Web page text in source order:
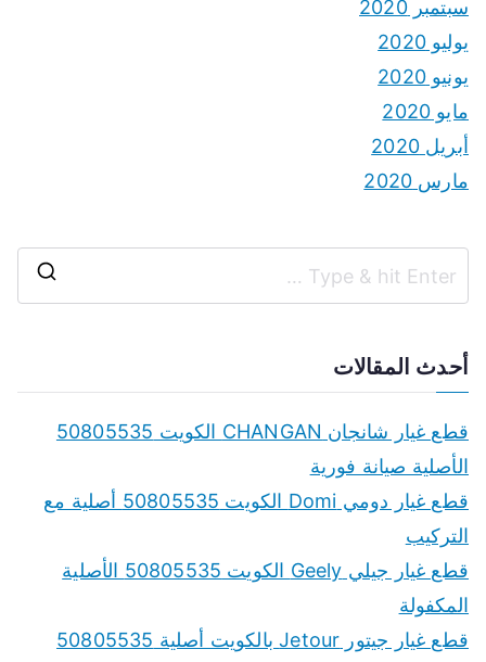
سبتمبر 2020
يوليو 2020
يونيو 2020
مايو 2020
أبريل 2020
مارس 2020
r
أحدث المقالات
قطع غيار شانجان CHANGAN الكويت 50805535
الأصلية صيانة فورية
قطع غيار دومي Domi الكويت 50805535 أصلية مع
التركيب
قطع غيار جيلي Geely الكويت 50805535 الأصلية
المكفولة
قطع غيار جيتور Jetour بالكويت أصلية 50805535